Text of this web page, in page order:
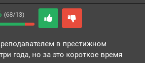
(68/13)
в престижном
года, но за это короткое время